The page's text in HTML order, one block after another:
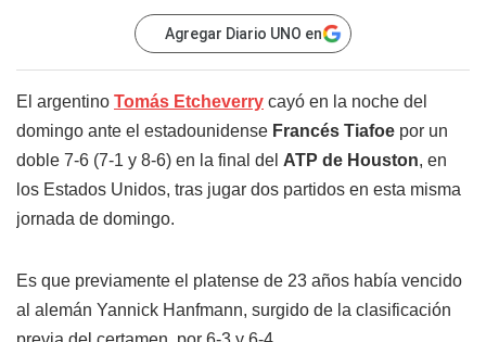
Agregar Diario UNO en
El argentino Tomás Etcheverry cayó en la noche del
domingo ante el estadounidense Francés Tiafoe por un
doble 7-6 (7-1 y 8-6) en la final del ATP de Houston, en
los Estados Unidos, tras jugar dos partidos en esta misma
jornada de domingo.
Es que previamente el platense de 23 años había vencido
al alemán Yannick Hanfmann, surgido de la clasificación